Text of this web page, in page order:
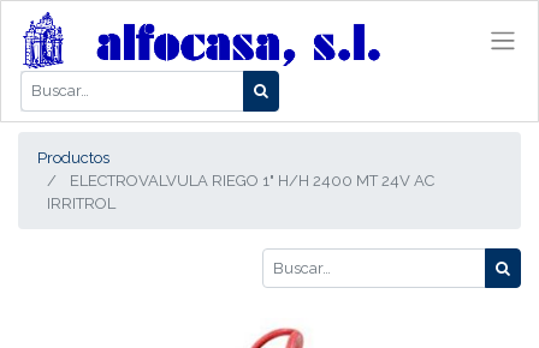
Productos
ELECTROVALVULA RIEGO 1" H/H 2400 MT 24V AC
IRRITROL